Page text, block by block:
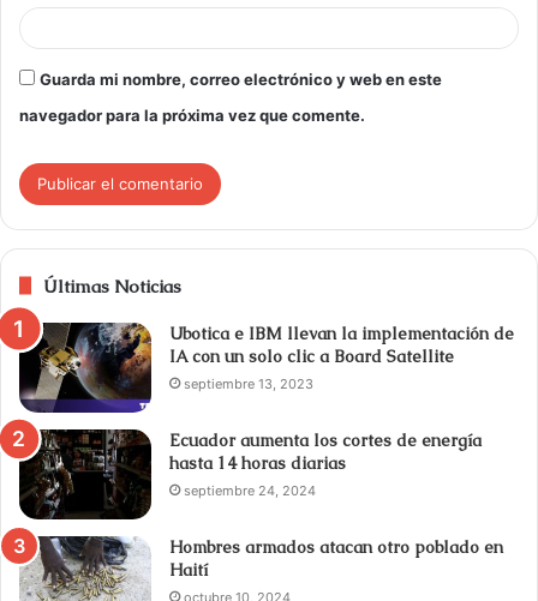
Guarda mi nombre, correo electrónico y web en este
navegador para la próxima vez que comente.
Últimas Noticias
Ubotica e IBM llevan la implementación de
IA con un solo clic a Board Satellite
septiembre 13, 2023
Ecuador aumenta los cortes de energía
hasta 14 horas diarias
septiembre 24, 2024
Hombres armados atacan otro poblado en
Haití
octubre 10, 2024